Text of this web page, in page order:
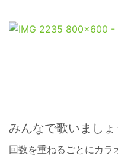
みんなで歌いましょ
回数を重ねるごとにカラ